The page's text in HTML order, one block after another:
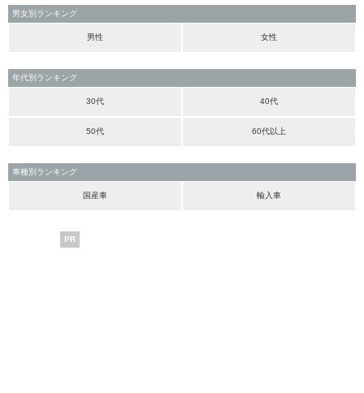
男女別ランキング
男性 女性
年代別ランキング
30代 40代
50代 60代以上
車種別ランキング
国産車 輸入車
PR